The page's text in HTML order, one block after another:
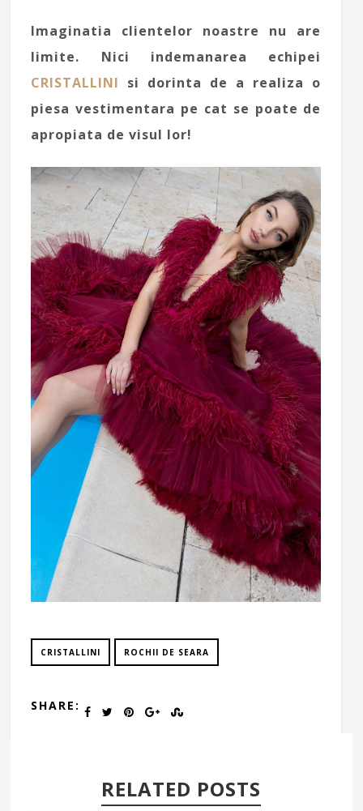
Imaginatia clientelor noastre nu are
limite. Nici indemanarea echipei
CRISTALLINI si dorinta de a realiza o
piesa vestimentara pe cat se poate de
apropiata de visul lor!
CRISTALLINI ROCHII DE SEARA
SHARE:
RELATED POSTS